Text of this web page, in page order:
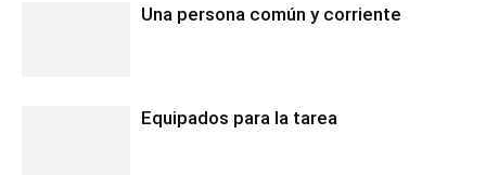
Una persona común y corriente
Equipados para la tarea